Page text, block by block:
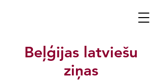
Beļģijas latviešu
ziņas